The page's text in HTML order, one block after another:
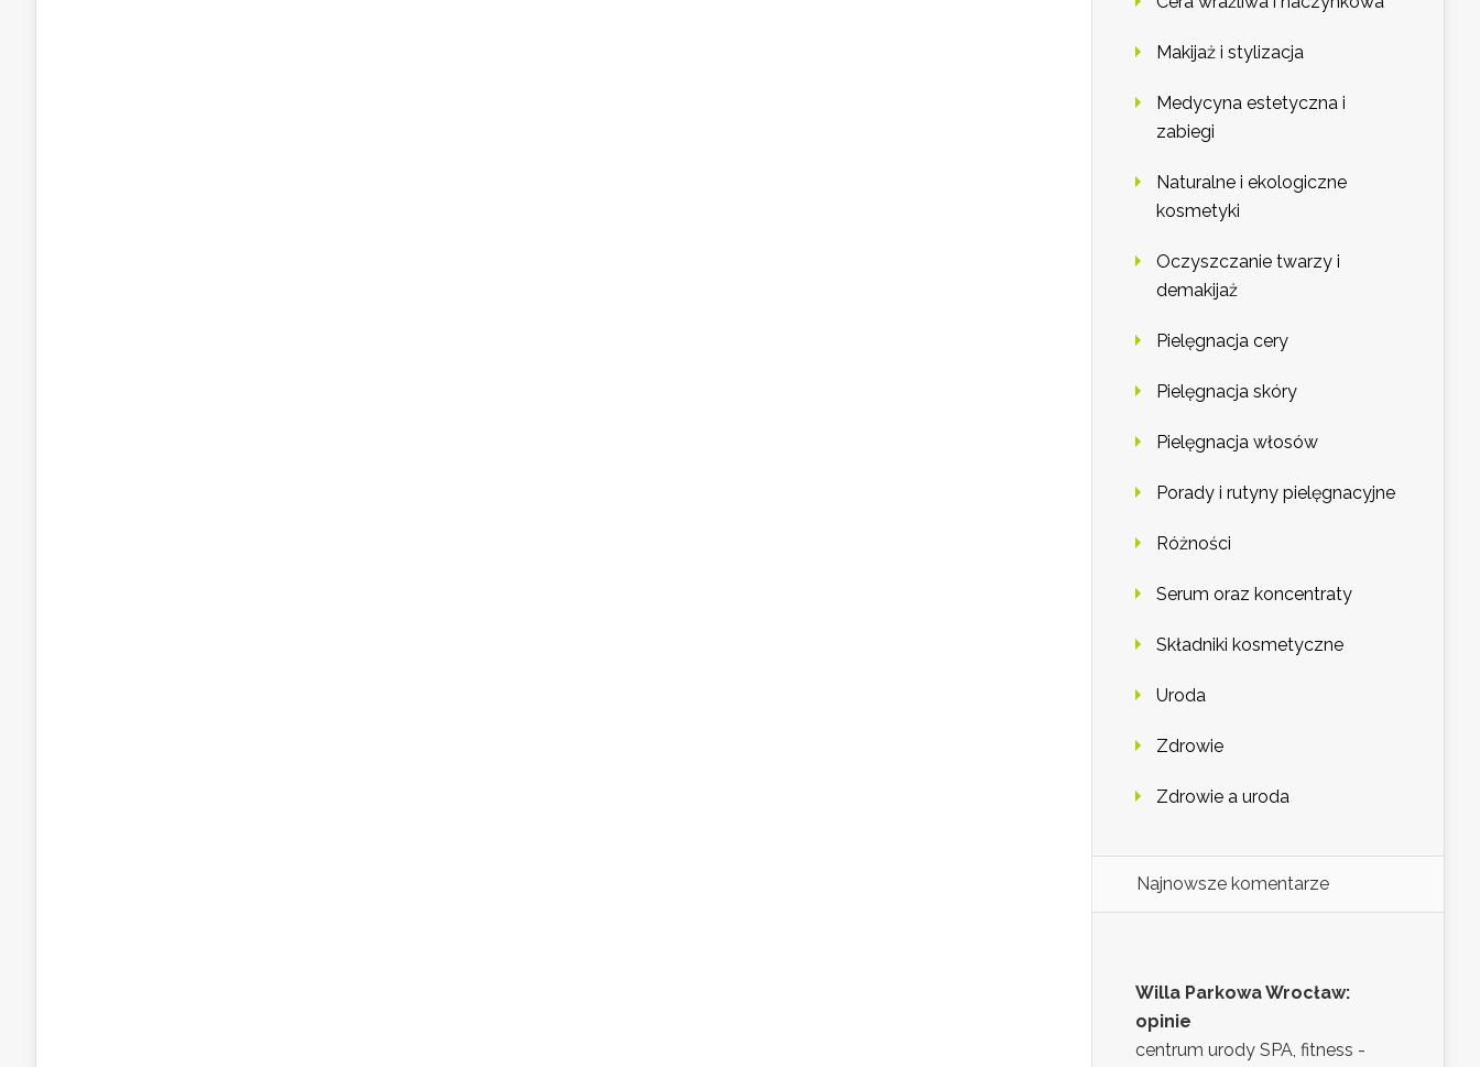
Makijaż i stylizacja
Medycyna estetyczna i
zabiegi
Naturalne i ekologiczne
kosmetyki
Oczyszczanie twarzy i
demakijaż
Pielęgnacja cery
Pielęgnacja skóry
Pielęgnacja włosów
Porady i rutyny pielęgnacyjne
Różności
Serum oraz koncentraty
Składniki kosmetyczne
Uroda
Zdrowie
Zdrowie a uroda
Najnowsze komentarze
Willa Parkowa Wrocław:
opinie
centrum urody SPA, fitness -